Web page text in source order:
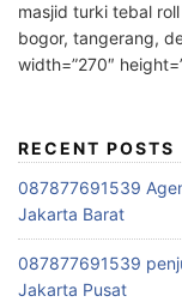
masjid turki tebal
bogor, tangerang,
width=”270″
RECENT POSTS
087877691539
Jakarta Barat
087877691539
Jakarta Pusat